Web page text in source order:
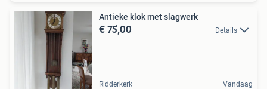
Antieke klok met slagwerk
€ 75,00 Details
Ridderkerk Vandaag